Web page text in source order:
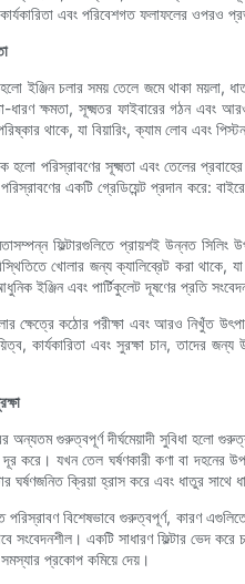
এবং পরিবেশগত ফলাফলের ওপরও
ইঞ্জিন চলার সময় তেলে জমে থাকা ময়লা,
ক্ষমতা, সূক্ষ্মতর ফাইবারের গঠন এবং
থাকে, যা বিয়ারিং, ক্যাম লোব এবং
পরিস্রাবণের সূক্ষ্মতা এবং তেলের
পরিস্রাবণের একটি গ্রেডিয়েন্ট প্রদান করে:
ফিল্টারগুলিতে প্রায়শই উন্নত
খোলার জন্য ক্যালিব্রেট করা থাকে,
ইঞ্জিন এবং পার্টিকুলেট দূষণের প্রতি
ক্ষেত্রে কঠোর পরীক্ষা এবং আরও নিখুঁত
কার্যকারিতা এবং সুরক্ষা চান, তাদের
অন্যতম গুরুত্বপূর্ণ দীর্ঘমেয়াদী সুবিধা হলো
করে। যখন তেল ঘর্ষণকারী কণা বা দহনের
ঘর্ষণজনিত ক্রিয়া হ্রাস করে এবং ধাতুর সাথে
বিশেষভাবে গুরুত্বপূর্ণ, কারণ এগুলিতে
সংবেদনশীল। একটি সাধারণ ফিল্টার ভেদ করে
প্রকোপ কমিয়ে দেয়।